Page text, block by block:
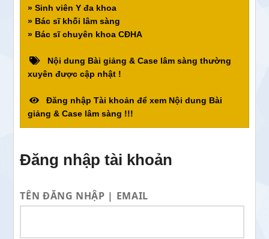
» Sinh viên Y đa khoa
» Bác sĩ khối lâm sàng
» Bác sĩ chuyên khoa CĐHA
Nội dung Bài giảng & Case lâm sàng thường
xuyên được cập nhật !
Đăng nhập Tài khoản để xem Nội dung Bài
giảng & Case lâm sàng !!!
Đăng nhập tài khoản
TÊN ĐĂNG NHẬP | EMAIL